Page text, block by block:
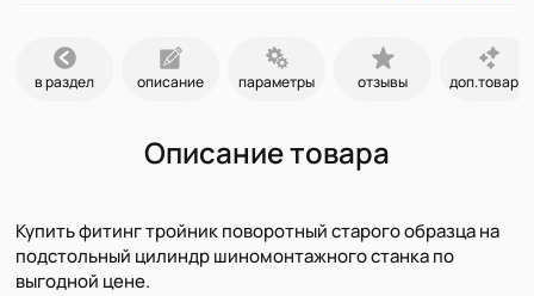
в раздел описание параметры отзывы доп.товары
Описание товара
Купить фитинг тройник поворотный старого образца на
подстольный цилиндр шиномонтажного станка по
выгодной цене.